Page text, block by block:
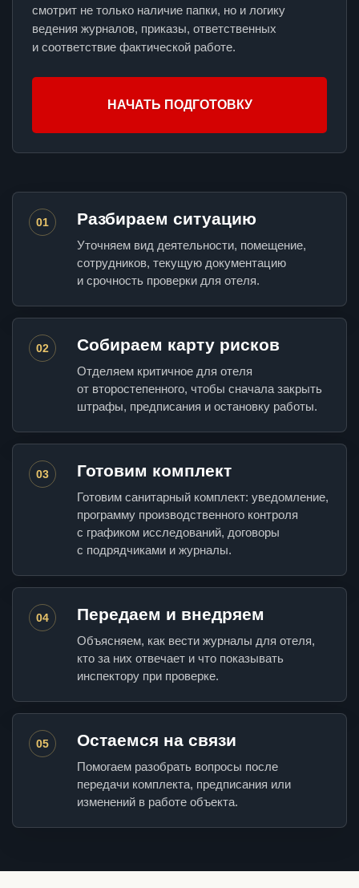
смотрит не только наличие папки, но и логику
ведения журналов, приказы, ответственных
и соответствие фактической работе.
НАЧАТЬ ПОДГОТОВКУ
01 Разбираем ситуацию
Уточняем вид деятельности, помещение,
сотрудников, текущую документацию
и срочность проверки для отеля.
02 Собираем карту рисков
Отделяем критичное для отеля
от второстепенного, чтобы сначала закрыть
штрафы, предписания и остановку работы.
03 Готовим комплект
Готовим санитарный комплект: уведомление,
программу производственного контроля
с графиком исследований, договоры
с подрядчиками и журналы.
04 Передаем и внедряем
Объясняем, как вести журналы для отеля,
кто за них отвечает и что показывать
инспектору при проверке.
05 Остаемся на связи
Помогаем разобрать вопросы после
передачи комплекта, предписания или
изменений в работе объекта.